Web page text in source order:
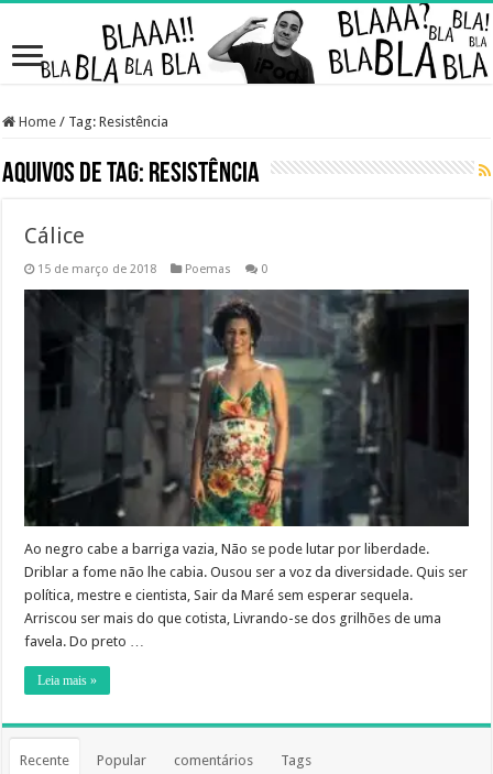
Home / Tag:Resistência
Aquivos de Tag: Resistência
Cálice
15 de março de 2018 Poemas 0
Ao negro cabe a barriga vazia, Não se pode lutar por liberdade.
Driblar a fome não lhe cabia. Ousou ser a voz da diversidade. Quis ser
política, mestre e cientista, Sair da Maré sem esperar sequela.
Arriscou ser mais do que cotista, Livrando-se dos grilhões de uma
favela. Do preto …
Leia mais »
Recente Popular comentários Tags